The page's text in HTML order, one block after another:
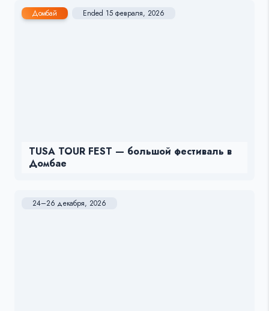
Домбай Ended 15 февраля, 2026
TUSA TOUR FEST — большой фестиваль в
Домбае
24–26 декабря, 2026